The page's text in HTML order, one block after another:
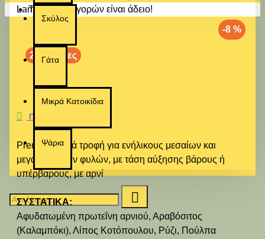
Σκύλος
Γάτα
Μικρά Κατοικίδια
Ψάρια
Το καλάθι αγορών είναι άδειο!
-8 %
2-3 ημέρες
ΠΕΡΙΓΡΑΦΉ
Premium ξηρά τροφή για ενήλικους μεσαίων και
μεγαλόσωμων φυλών, με τάση αύξησης βάρους ή
υπέρβαρους, με αρνί
ΣΥΣΤΑΤΙΚΑ:
Αφυδατωμένη πρωτεΐνη αρνιού, Αραβόσιτος
(Καλαμπόκι), Λίπος Κοτόπουλου, Ρύζι, Πούλπα